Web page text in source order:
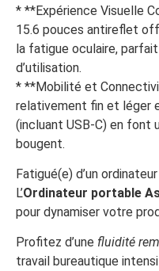
* **Expérience Visuelle
15.6 pouces antireflet
la fatigue oculaire,
d’utilisation.
* **Mobilité et
relativement fin et léger
(incluant USB-C) en font
bougent.
Fatigué(e) d’un
L’Ordinateur portable
pour dynamiser votre
Profitez d’une fluidité
travail bureautique